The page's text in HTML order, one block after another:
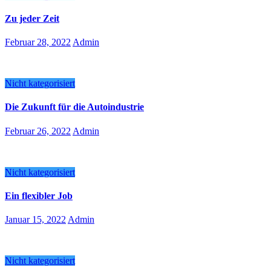
Zu jeder Zeit
Februar 28, 2022 Admin
Nicht kategorisiert
Die Zukunft für die Autoindustrie
Februar 26, 2022 Admin
Nicht kategorisiert
Ein flexibler Job
Januar 15, 2022 Admin
Nicht kategorisiert